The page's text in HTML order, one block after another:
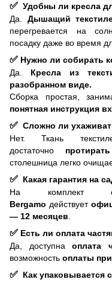
✅ Удобны ли кресла
Да. Дышащий
перегревается на
посадку даже во время
✅ Нужно ли собирать
Да. Кресла из
разобранном виде.
Сборка простая,
понятная инструкция
✅ Сложно ли
Нет. Ткань
достаточно
столешница легко
✅ Какая гарантия на
На комплект
Bergamo действует
— 12 месяцев.
✅ Есть ли оплата
Да, доступнаоплата
возможность оплаты
✅ Как упаковывается